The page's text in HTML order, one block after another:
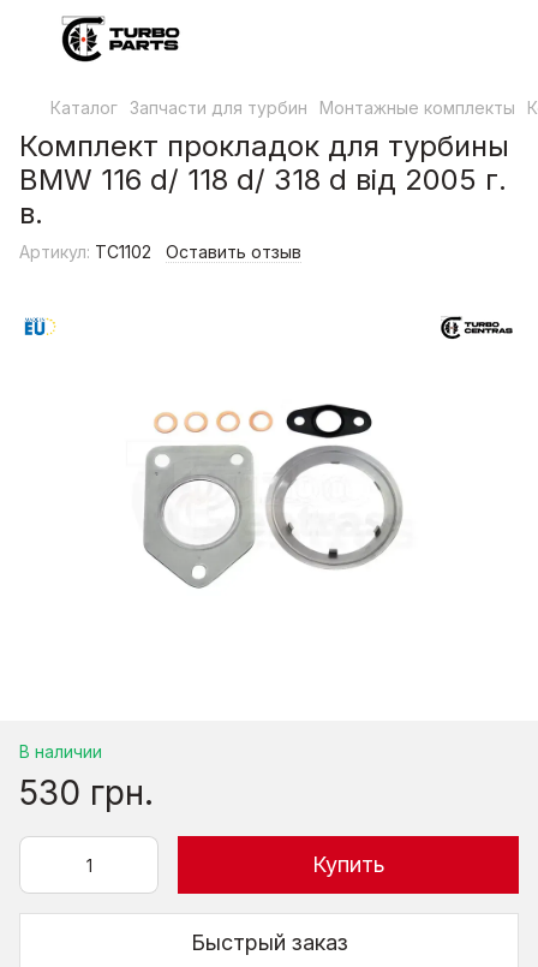
Каталог Запчасти для турбин Монтажные комплекты
Комплект прокладок для турбины
BMW 116 d/ 118 d/ 318 d від 2005 г.
в.
Артикул: TC1102 Оставить отзыв
В наличии
530 грн.
Купить
Быстрый заказ